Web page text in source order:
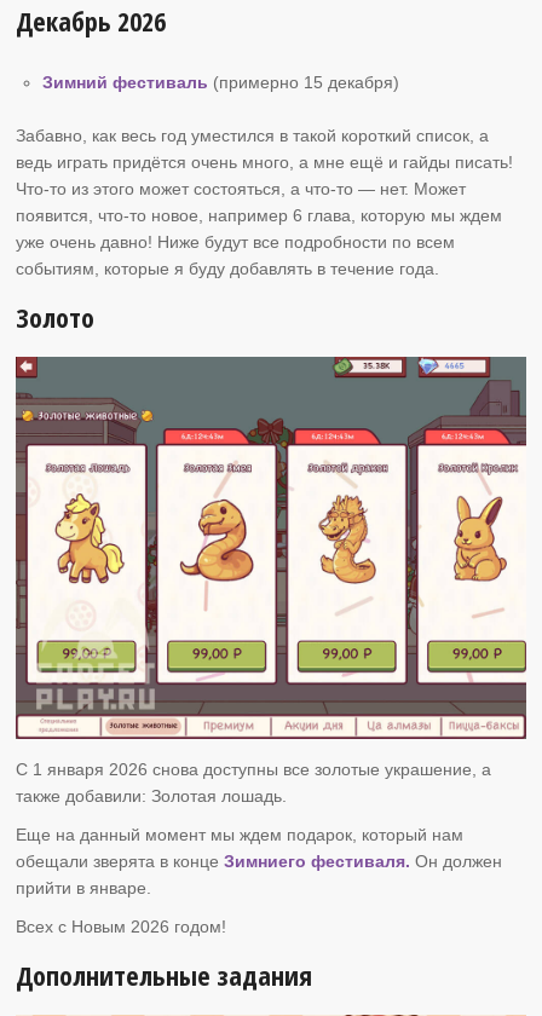
Декабрь 2026
Зимний фестиваль (примерно 15 декабря)
Забавно, как весь год уместился в такой короткий список, а
ведь играть придётся очень много, а мне ещё и гайды писать!
Что-то из этого может состояться, а что-то — нет. Может
появится, что-то новое, например 6 глава, которую мы ждем
уже очень давно! Ниже будут все подробности по всем
событиям, которые я буду добавлять в течение года.
Золото
С 1 января 2026 снова доступны все золотые украшение, а
также добавили: Золотая лошадь.
Еще на данный момент мы ждем подарок, который нам
обещали зверята в концеЗимниего фестиваля. Он должен
прийти в январе.
Всех с Новым 2026 годом!
Дополнительные задания